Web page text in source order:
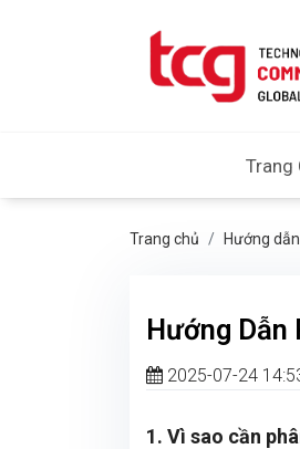
Trang
Trang chủ Hướng dẫn
Hướng Dẫn
2025-07-24
1. Vì sao cần